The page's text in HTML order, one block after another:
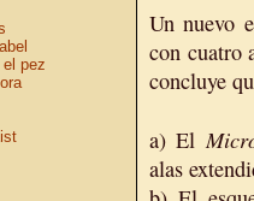
el pez
Un nuevo
con cuatro
concluye
a) El
alas